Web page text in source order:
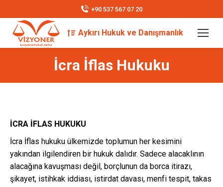
+90 537 567 07 20
Search:
Aykırı Hukuk ve Danışmanlık
İcra İflas Hukuku
İCRA İFLAS HUKUKU
İcra İflas hukuku ülkemizde toplumun her kesimini
yakından ilgilendiren bir hukuk dalıdır. Sadece alacaklının
alacağına kavuşması değil, borçlunun da borca itirazı,
şikayet, istihkak iddiası, istirdat davası, menfi tespit, takas